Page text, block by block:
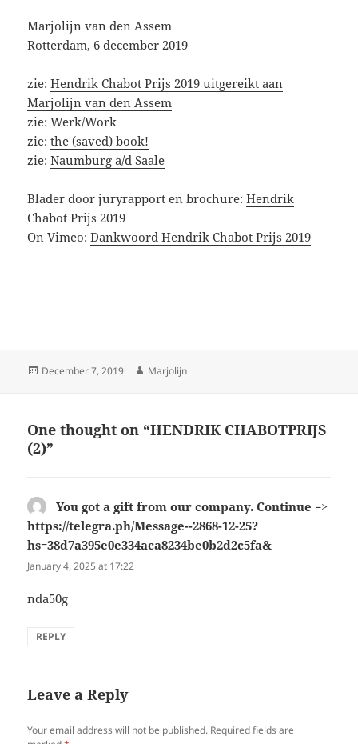
Marjolijn van den Assem
Rotterdam, 6 december 2019
zie:Hendrik Chabot Prijs 2019 uitgereikt aan
Marjolijn van den Assem
zie:Werk/Work
zie:the (saved) book!
zie:Naumburg a/d Saale
Blader door juryrapport en brochure:Hendrik
Chabot Prijs 2019
On Vimeo:Dankwoord Hendrik Chabot Prijs 2019
Posted
December 7, 2019 Author
Marjolijn
One thought on “HENDRIK CHABOTPRIJS
(2)”
You got a gift from our company. Continue =>
https://telegra.ph/Message--2868-12-25?
hs=38d7a395e0e334aca8234be0b2d2c5fa&
January 4, 2025 at 17:22
nda50g
REPLY
Leave a Reply
Your email address will not be published. Required fields are